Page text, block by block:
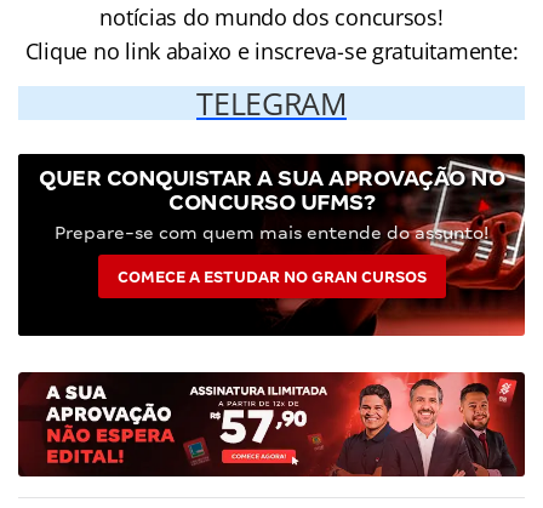
notícias do mundo dos concursos!
Clique no link abaixo e inscreva-se gratuitamente:
TELEGRAM
QUER CONQUISTAR A SUA APROVAÇÃO NO
CONCURSO UFMS?
Prepare-se com quem mais entende do assunto!
COMECE A ESTUDAR NO GRAN CURSOS